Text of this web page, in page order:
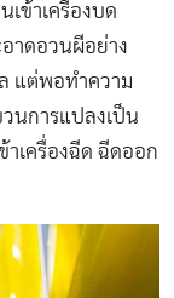
ข้าเครื่องบด
าดอวนผีอย่าง
แต่พอทำความ
นการแปลงเป็น
าเครื่องฉีด ฉีดออก